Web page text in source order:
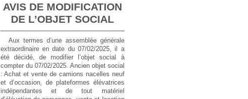
AVIS DE MODIFICATION
DE L’OBJET SOCIAL
Aux termes d’une assemblée générale
extraordinaire en date du 07/02/2025, il a
été décidé, de modifier l’objet social à
compter du 07/02/2025. Ancien objet social
:Achat et vente de camions nacelles neuf
et d’occasion, de plateformes élévatrices
indépendantes et de tout matériel